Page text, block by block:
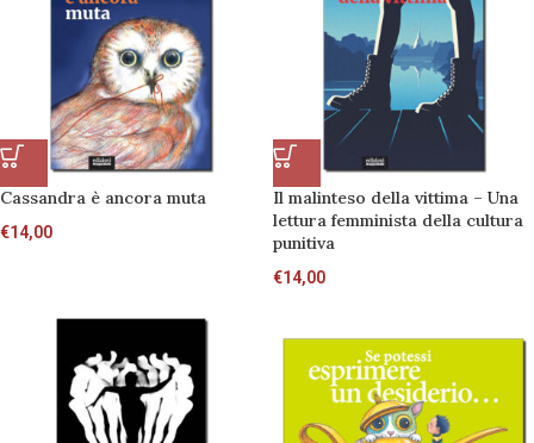
Cassandra è ancora muta
€14,00
Il malinteso della vittima – Una
lettura femminista della cultura
punitiva
€14,00